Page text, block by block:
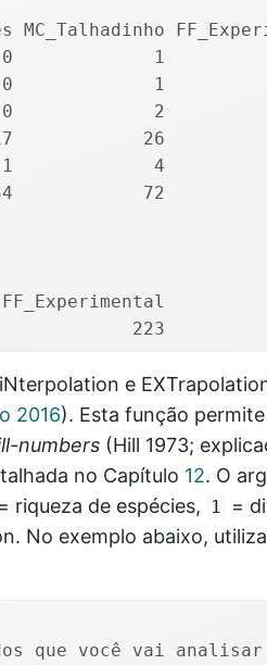
0             1
0             1
0             2
17            26
1             4
34            72
223
e
2016). Esta função
numbers (Hill 1973;
no Capítulo 12. O
= riqueza de espécies, 1
=
No exemplo abaixo,
que você vai